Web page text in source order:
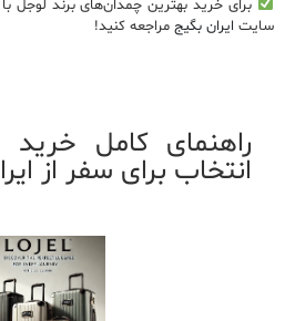
برای خرید بهترین چمدان‌های برند لوجل با
سایت ایران بگیج مراجعه کنید!
راهنمای کامل خرید
انتخاب برای سفر از